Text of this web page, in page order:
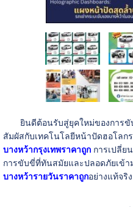
ยินดีต้อนรับสู่ยุคใหม่ของการขั
สัมผัสกับเทคโนโลยีหน้าปัดฮอโลก
บางหว้ากรุงเทพราคาถูกการเปลี่ย
การขับขี่ที่ทันสมัยและปลอดภัยเข้า
บางหว้ารายวันราคาถูกอย่างแท้จริง